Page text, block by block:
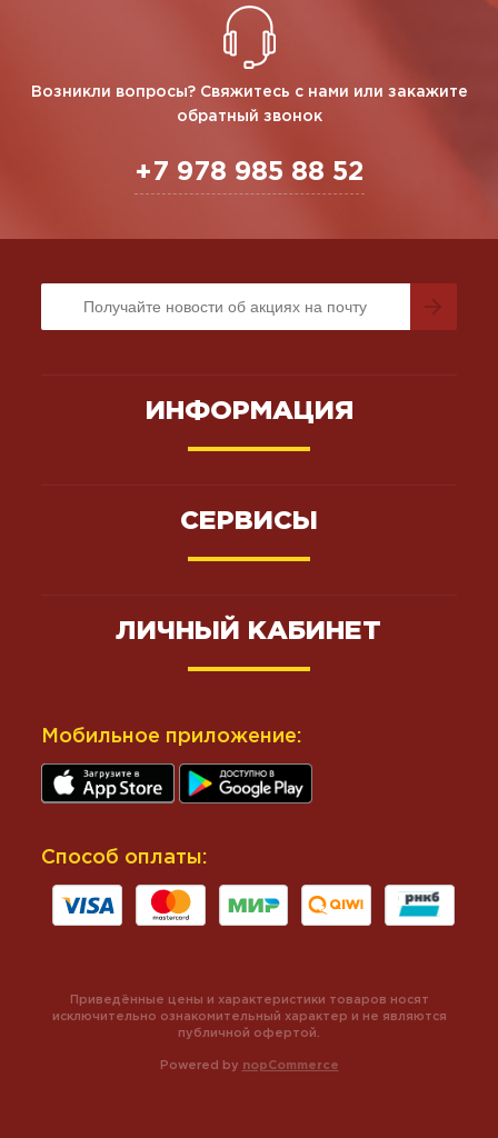
Возникли вопросы? Свяжитесь с нами или закажите
обратный звонок
+7 978 985 88 52
ИНФОРМАЦИЯ
СЕРВИСЫ
ЛИЧНЫЙ КАБИНЕТ
Мобильное приложение:
Способ оплаты:
Powered by nopCommerce
Приведённые цены и характеристики товаров носят
исключительно ознакомительный характер и не являются
публичной офертой.